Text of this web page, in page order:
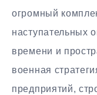
огромный
наступательных
времени и
военная
предприятий,